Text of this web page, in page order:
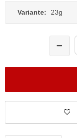
Variante: 23g